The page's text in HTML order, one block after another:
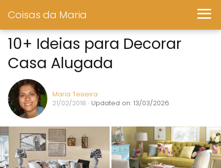
Coisas da Maria
10+ Ideias para Decorar
Casa Alugada
Maria Teixeira
21/02/2018 · Updated on: 13/03/2026